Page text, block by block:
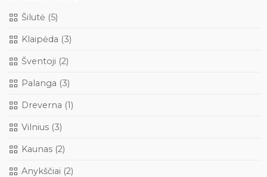
Šilutė (5)
Klaipėda (3)
Šventoji (2)
Palanga (3)
Dreverna (1)
Vilnius (3)
Kaunas (2)
Anykščiai (2)